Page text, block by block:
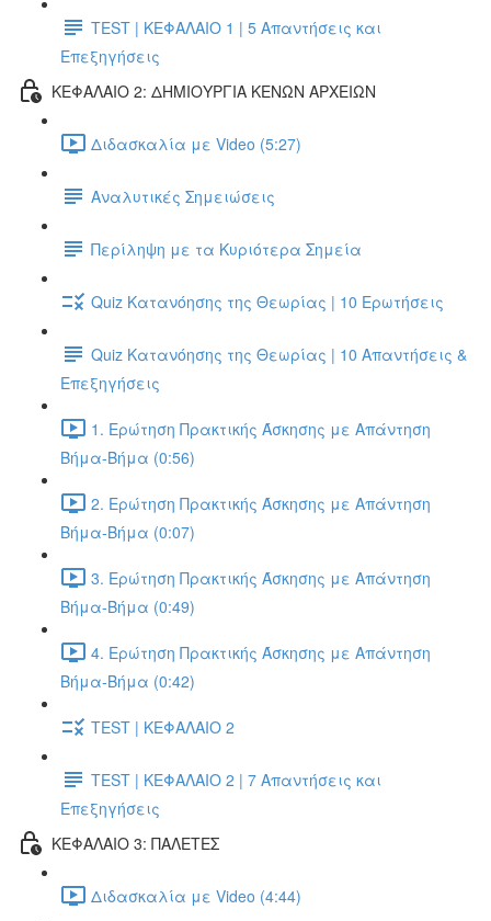
TEST | ΚΕΦΑΛΑΙΟ 1 | 5 Απαντήσεις και
Επεξηγήσεις
ΚΕΦΑΛΑΙΟ 2: ΔΗΜΙΟΥΡΓΙΑ ΚΕΝΩΝ ΑΡΧΕΙΩΝ
Διδασκαλία με Video (5:27)
Αναλυτικές Σημειώσεις
Περίληψη με τα Κυριότερα Σημεία
Quiz Κατανόησης της Θεωρίας | 10 Ερωτήσεις
Quiz Κατανόησης της Θεωρίας | 10 Απαντήσεις &
Επεξηγήσεις
1. Ερώτηση Πρακτικής Άσκησης με Απάντηση
Βήμα-Βήμα (0:56)
2. Ερώτηση Πρακτικής Άσκησης με Απάντηση
Βήμα-Βήμα (0:07)
3. Ερώτηση Πρακτικής Άσκησης με Απάντηση
Βήμα-Βήμα (0:49)
4. Ερώτηση Πρακτικής Άσκησης με Απάντηση
Βήμα-Βήμα (0:42)
TEST | ΚΕΦΑΛΑΙΟ 2
TEST | ΚΕΦΑΛΑΙΟ 2 | 7 Απαντήσεις και
Επεξηγήσεις
ΚΕΦΑΛΑΙΟ 3: ΠΑΛΕΤΕΣ
Διδασκαλία με Video (4:44)